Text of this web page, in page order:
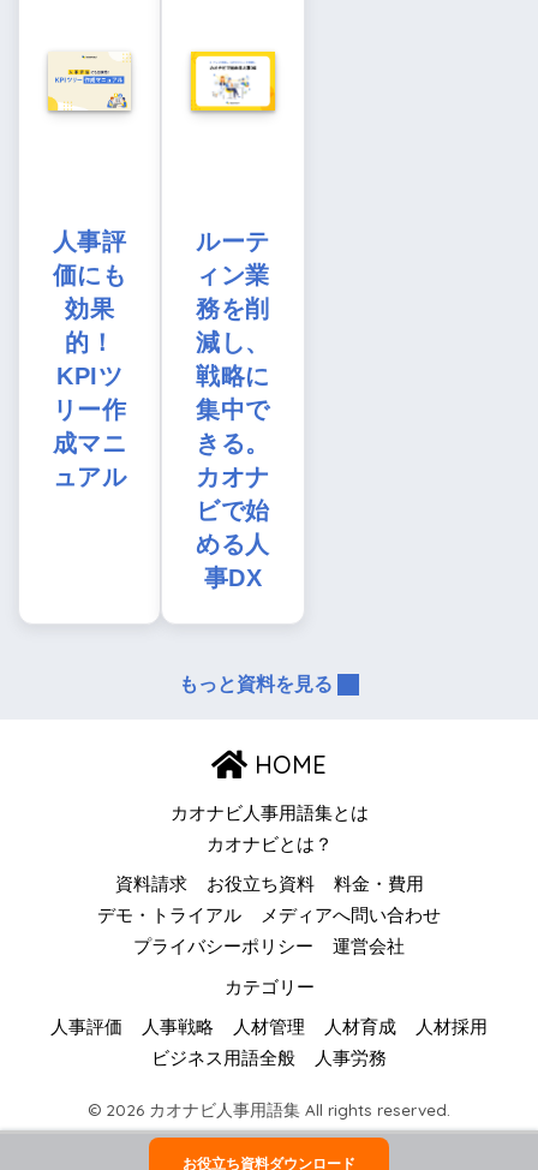
人事評
価にも
効果
的！
KPIツ
リー作
成マニ
ュアル
ルーテ
ィン業
務を削
減し、
戦略に
集中で
きる。
カオナ
ビで始
める人
事DX
もっと資料を見る
HOME
カオナビ人事用語集とは
カオナビとは？
資料請求 お役立ち資料
料金・費用
デモ・トライアル
メディアへ問い合わせ
プライバシーポリシー
運営会社
カテゴリー
人事評価 人事戦略 人材管理 人材育成
人材採用
ビジネス用語全般
人事労務
© 2026 カオナビ人事用語集 All rights reserved.
お役立ち資料ダウンロード